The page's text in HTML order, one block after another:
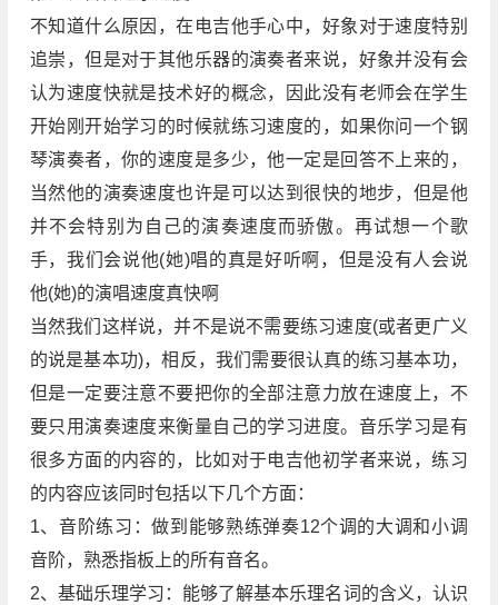
不知道什么原因，在电吉他手心中，好象对于速度特别
追崇，但是对于其他乐器的演奏者来说，好象并没有会
认为速度快就是技术好的概念，因此没有老师会在学生
开始刚开始学习的时候就练习速度的，如果你问一个钢
琴演奏者，你的速度是多少，他一定是回答不上来的，
当然他的演奏速度也许是可以达到很快的地步，但是他
并不会特别为自己的演奏速度而骄傲。再试想一个歌
手，我们会说他(她)唱的真是好听啊，但是没有人会说
他(她)的演唱速度真快啊
当然我们这样说，并不是说不需要练习速度(或者更广义
的说是基本功)，相反，我们需要很认真的练习基本功，
但是一定要注意不要把你的全部注意力放在速度上，不
要只用演奏速度来衡量自己的学习进度。音乐学习是有
很多方面的内容的，比如对于电吉他初学者来说，练习
的内容应该同时包括以下几个方面：
1、音阶练习：做到能够熟练弹奏12个调的大调和小调
音阶，熟悉指板上的所有音名。
2、基础乐理学习：能够了解基本乐理名词的含义，认识